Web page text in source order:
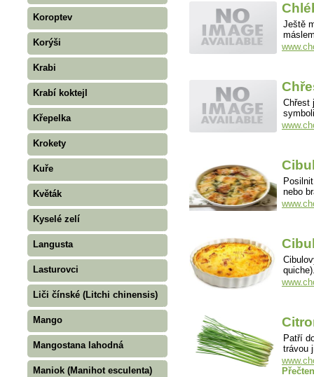
Koroptev
Korýši
Krabi
Krabí koktejl
Křepelka
Krokety
Kuře
Květák
Kyselé zelí
Langusta
Lasturovci
Liči čínské (Litchi chinensis)
Mango
Mangostana lahodná
Maniok (Manihot esculenta)
Ještě
Chřest
nebo
Patří
trávou